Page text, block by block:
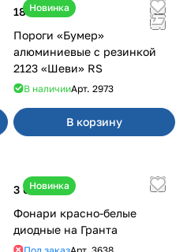
Новинка
18 000 ₽
Пороги «Бумер»
алюминиевые с резинкой
2123 «Шеви» RS
В наличииАрт. 2973
В корзину
Новинка
3 600 ₽
Фонари красно-белые
диодные на Гранта